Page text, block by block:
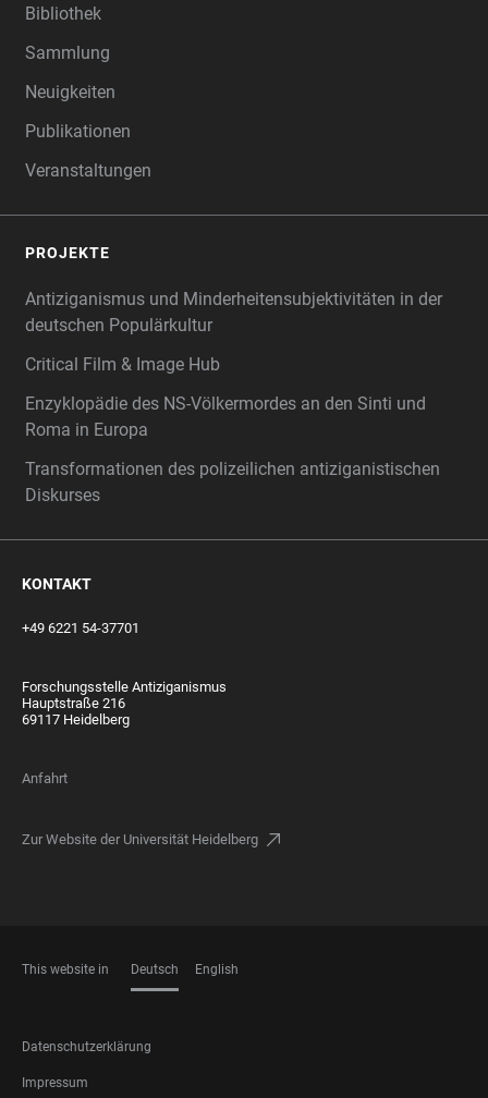
Bibliothek
Sammlung
Neuigkeiten
Publikationen
Veranstaltungen
PROJEKTE
Antiziganismus und Minderheitensubjektivitäten in der
deutschen Populärkultur
Critical Film & Image Hub
Enzyklopädie des NS-Völkermordes an den Sinti und
Roma in Europa
Transformationen des polizeilichen antiziganistischen
Diskurses
KONTAKT
+49 6221 54-37701
Forschungsstelle Antiziganismus
Hauptstraße 216
69117 Heidelberg
Anfahrt
Zur Website der Universität Heidelberg
This website in Deutsch English
FOOTER
LEGAL
Datenschutzerklärung
Impressum